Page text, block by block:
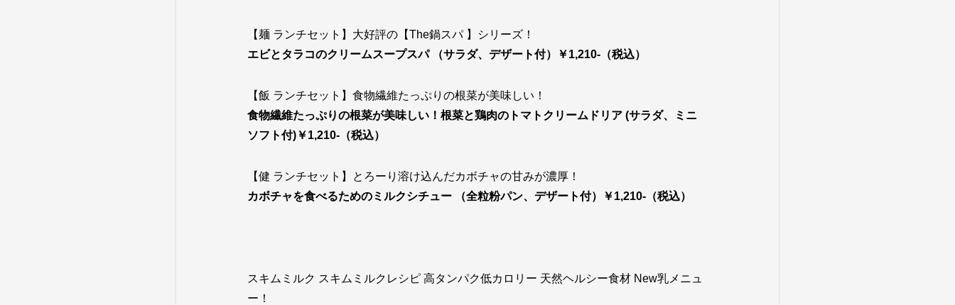
【麺 ランチセット】大好評の【The鍋スパ 】シリーズ！
エビとタラコのクリームスープスパ （サラダ、デザート付）￥1,210-（税込）
【飯 ランチセット】食物繊維たっぷりの根菜が美味しい！
食物繊維たっぷりの根菜が美味しい！根菜と鶏肉のトマトクリームドリア (サラダ、ミニ
ソフト付)￥1,210-（税込）
【健 ランチセット】とろーり溶け込んだカボチャの甘みが濃厚！
カボチャを食べるためのミルクシチュー （全粒粉パン、デザート付）￥1,210-（税込）
スキムミルク スキムミルクレシピ 高タンパク低カロリー 天然ヘルシー食材 New乳メニュ
ー！